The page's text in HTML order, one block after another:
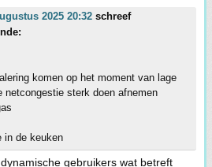
2025 20:32 schreef
komen op het moment van lage
netcongestie sterk doen afnemen
in de keuken
gebruikers wat betreft